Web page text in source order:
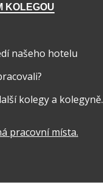
KOLEGOU
našeho hotelu
kolegy a kolegyně.
pracovní místa.